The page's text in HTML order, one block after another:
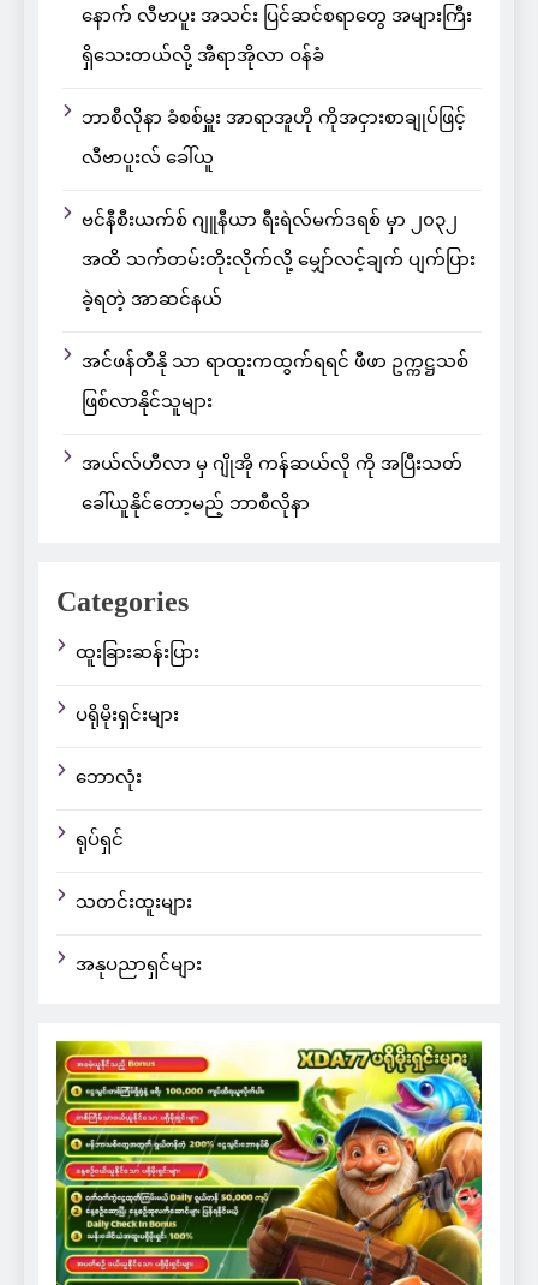
နောက် လီဗာပူး အသင်း ပြင်ဆင်စရာတွေ အများကြီး
ရှိသေးတယ်လို့ အီရာအိုလာ ဝန်ခံ
ဘာစီလိုနာ ခံစစ်မှူး အာရာအူဟို ကိုအငှားစာချုပ်ဖြင့်
လီဗာပူးလ် ခေါ်ယူ
ဗင်နီစီးယက်စ် ဂျူနီယာ ရီးရဲလ်မက်ဒရစ် မှာ ၂၀၃၂
အထိ သက်တမ်းတိုးလိုက်လို့ မျှော်လင့်ချက် ပျက်ပြား
ခဲ့ရတဲ့ အာဆင်နယ်
အင်ဖန်တီနို သာ ရာထူးကထွက်ရရင် ဖီဖာ ဥက္ကဋ္ဌသစ်
ဖြစ်လာနိုင်သူများ
အယ်လ်ဟီလာ မှ ဂျိုအို ကန်ဆယ်လို ကို အပြီးသတ်
ခေါ်ယူနိုင်တော့မည့် ဘာစီလိုနာ
Categories
ထူးခြားဆန်းပြား
ပရိုမိုးရှင်းများ
ဘောလုံး
ရုပ်ရှင်
သတင်းထူးများ
အနုပညာရှင်များ